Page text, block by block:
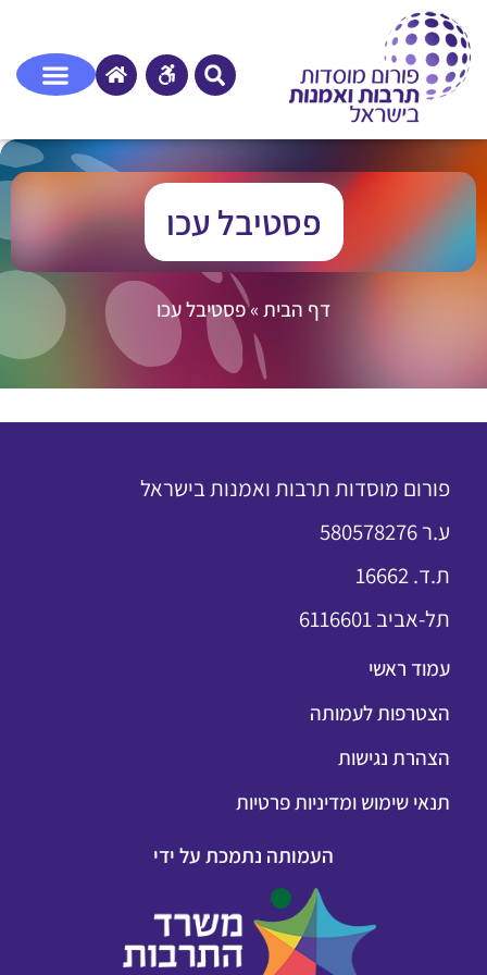
פסטיבל עכו
דף הבית»פסטיבל עכו
פורום מוסדות תרבות ואמנות בישראל
ע.ר 580578276
ת.ד. 16662
תל-אביב 6116601
עמוד ראשי
הצטרפות לעמותה
הצהרת נגישות
תנאי שימוש ומדיניות פרטיות
העמותה נתמכת על ידי